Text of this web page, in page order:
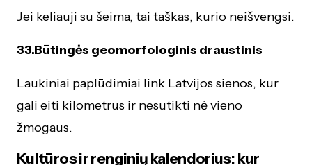
Jei keliauji su šeima, tai taškas, kurio neišvengsi.
33.Būtingės geomorfologinis draustinis
Laukiniai paplūdimiai link Latvijos sienos, kur
gali eiti kilometrus ir nesutikti nė vieno
žmogaus.
Kultūros ir renginių kalendorius: kur